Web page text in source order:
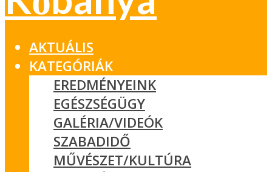
AKTUÁLIS
KATEGÓRIÁK
EREDMÉNYEINK
EGÉSZSÉGÜGY
GALÉRIA/VIDEÓK
SZABADIDŐ
MŰVÉSZET/KULTÚRA